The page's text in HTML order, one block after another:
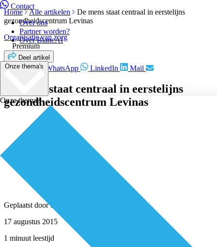
Contact
Over ons
Partner worden?
Over BiancAI
Onze thema's
Onze thema's
Home Alle artikelen
De mens staat centraal in eerstelijns
gezondheidscentrum Levinas
Organisatie van zorg
Premium
Deel artikel
Facebook WhatsApp LinkedIn Mail
De mens staat centraal in eerstelijns
gezondheidscentrum Levinas
Geplaatst doorRedactie
17 augustus 2015
1 minuut leestijd